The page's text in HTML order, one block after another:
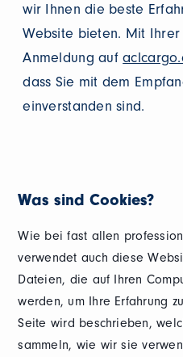
wir Ihnen die beste
Website bieten. Mit
Anmeldung auf
dass Sie mit dem
einverstanden sind.
Was sind Cookies?
Wie bei fast allen
verwendet auch diese
Dateien, die auf Ihren
werden, um Ihre Erfahrung
Seite wird beschrieben,
sammeln, wie wir sie